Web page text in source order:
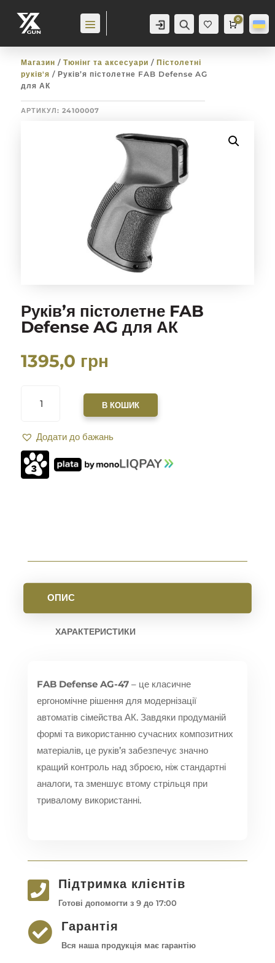
Аккаунт Пошук
Баж
анн
Cart
0
0,0грн
Магазин / Тюнінг та аксесуари / Пістолетні
руків'я / Руків’я пістолетне FAB Defense AG
для АК
АРТИКУЛ: 24100007
Руків’я пістолетне FAB
Defense AG для АК
1395,0 грн
ПІСТОЛЕТНЕ
AG
ДЛЯ
АК
КІЛЬКІСТЬ
В КОШИК
Додати до бажань
ОПИС
ХАРАКТЕРИСТИКИ
FAB Defense AG-47– це класичне
ергономічне рішення для модернізації
автоматів сімейства АК.Завдяки продуманій
формі та використанню сучасних композитних
матеріалів,це руків’я забезпечує значно
кращий контроль над зброєю,ніж стандартні
аналоги,та зменшує втому стрільця при
тривалому використанні.
 Підтримка клієнтів
Готові допомогти з 9 до 17:00
 Гарантія
Вся наша продукція має гарантію